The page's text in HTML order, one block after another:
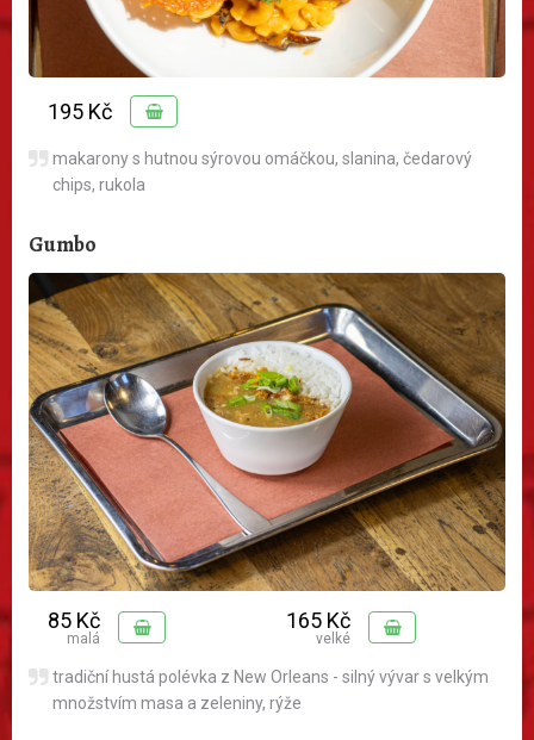
195 Kč
makarony s hutnou sýrovou omáčkou, slanina, čedarový
chips, rukola
Gumbo
85 Kč
malá
165 Kč
velké
tradiční hustá polévka z New Orleans - silný vývar s velkým
množstvím masa a zeleniny, rýže